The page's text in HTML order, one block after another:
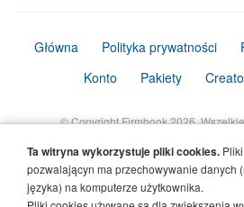
Główna Polityka prywatności
Konto
Pakiety
© Copyright Firmbook 2026.
Ta witryna wykorzystuje pliki cookies.
pozwalającyn ma przechowywanie danych
języka) na komputerze użytkownika.